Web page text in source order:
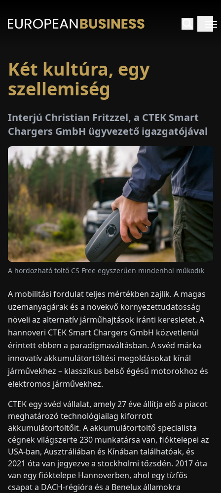
PAPÍR
HÍREK
ENDEFRESITNLPLHU
KAPCSOLAT
Két kultúra, egy
szellemiség
Interjú Christian Fritzzel, a CTEK Smart
Chargers GmbH ügyvezető igazgatójával
A hordozható töltő CS Free egyszerűen mindenhol működik
A mobilitási fordulat teljes mértékben zajlik. A magas
üzemanyagárak és a növekvő környezettudatosság
növeli az alternatív járműhajtások iránti keresletet. A
hannoveri CTEK Smart Chargers GmbH közvetlenül
érintett ebben a paradigmaváltásban. A svéd márka
innovatív akkumulátortöltési megoldásokat kínál
járművekhez – klasszikus belső égésű motorokhoz és
elektromos járművekhez.
CTEK egy svéd vállalat, amely 27 éve állítja elő a piacot
meghatározó technológiailag kiforrott
akkumulátortöltőit. A akkumulátortöltő specialista
cégnek világszerte 230 munkatársa van, fióktelepei az
USA-ban, Ausztráliában és Kínában találhatóak, és
2021 óta van jegyezve a stockholmi tőzsdén. 2017 óta
van egy fióktelepe Hannoverben, ahol egy tízfős
csapat a DACH-régióra és a Benelux államokra